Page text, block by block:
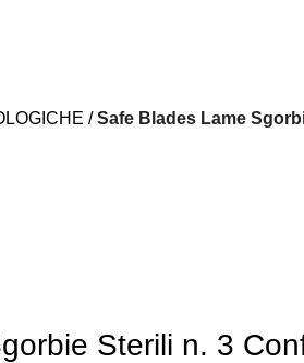
Safe Blades Lame
Sterili n. 3